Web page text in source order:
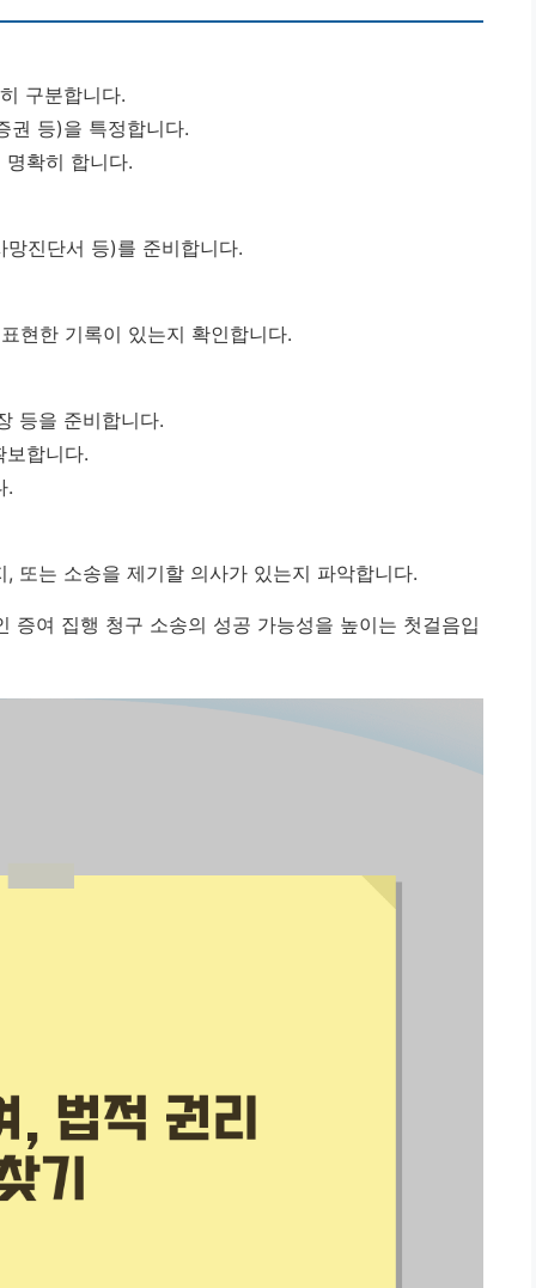
구분합니다.
권 등)을 특정합니다.
확히 합니다.
진단서 등)를 준비합니다.
현한 기록이 있는지 확인합니다.
등을 준비합니다.
합니다.
.
또는 소송을 제기할 의사가 있는지 파악합니다.
증여 집행 청구 소송의 성공 가능성을 높이는 첫걸음입